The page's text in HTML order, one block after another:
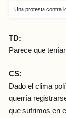
Una protesta contra
TD:
Parece que
CS:
Dado el clima
querría
que sufrimos en